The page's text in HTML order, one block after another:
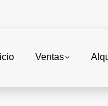
Ventas